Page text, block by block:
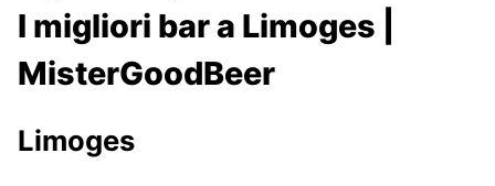
I migliori bar a Limoges |
MisterGoodBeer
Limoges